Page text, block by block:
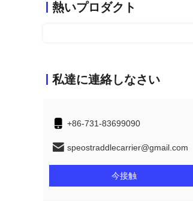
熱いプロダクト
私達に連絡しなさい
+86-731-83699090
speostraddlecarrier@gmail.com
今接触